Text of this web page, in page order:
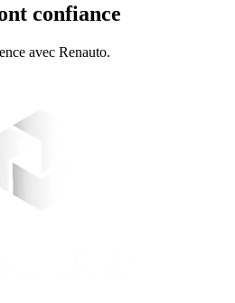
confiance
avec Renauto.